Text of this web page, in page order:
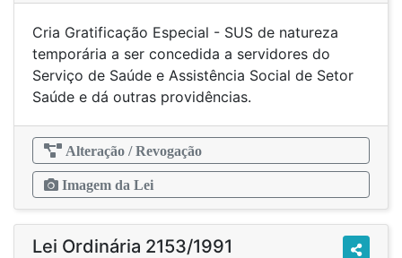
Cria Gratificação Especial - SUS de natureza
temporária a ser concedida a servidores do
Serviço de Saúde e Assistência Social de Setor
Saúde e dá outras providências.
Alteração / Revogação
Imagem da Lei
Lei Ordinária 2153/1991